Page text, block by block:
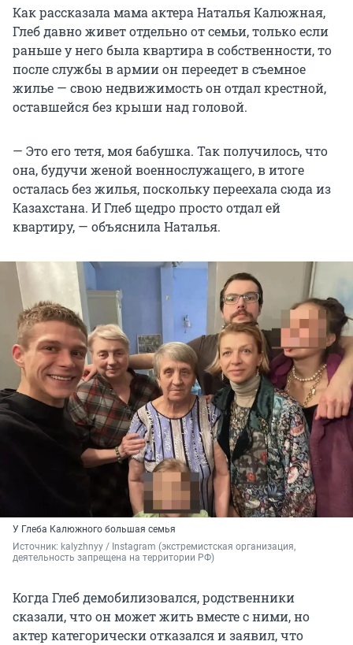
Как рассказала мама актера Наталья Калюжная,
Глеб давно живет отдельно от семьи, только если
раньше у него была квартира в собственности, то
после службы в армии он переедет в съемное
жилье — свою недвижимость он отдал крестной,
оставшейся без крыши над головой.
— Это его тетя, моя бабушка. Так получилось, что
она, будучи женой военнослужащего, в итоге
осталась без жилья, поскольку переехала сюда из
Казахстана. И Глеб щедро просто отдал ей
квартиру, — объяснила Наталья.
У Глеба Калюжного большая семья
Источник: kalyzhnyy / Instagram (экстремистская организация,
деятельность запрещена на территории РФ)
Когда Глеб демобилизовался, родственники
сказали, что он может жить вместе с ними, но
актер категорически отказался и заявил, что